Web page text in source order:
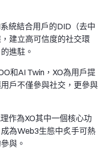
統結合用戶的DID（去中
建立高可信度的社交環
進駐。
和AI Twin，XO為用戶提
戶不僅參與社交，更參與
作為XO其中一個核心功
為Web3生態中炙手可熱
與。